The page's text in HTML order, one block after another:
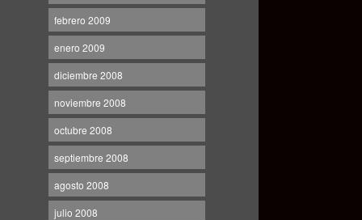
febrero 2009
enero 2009
diciembre 2008
noviembre 2008
octubre 2008
septiembre 2008
agosto 2008
julio 2008